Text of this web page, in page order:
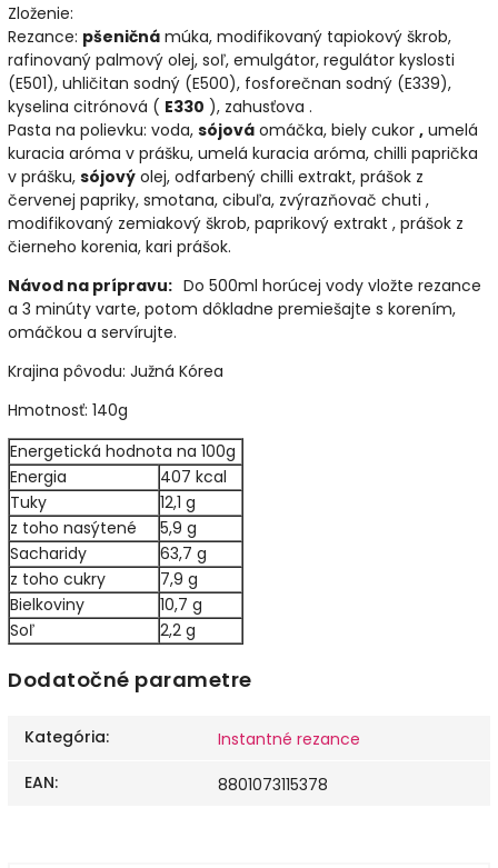
Zloženie:
Rezance: pšeničná múka, modifikovaný tapiokový škrob,
rafinovaný palmový olej, soľ, emulgátor, regulátor kyslosti
(E501), uhličitan sodný (E500), fosforečnan sodný (E339),
kyselina citrónová ( E330 ), zahusťova .
Pasta na polievku: voda, sójová omáčka, biely cukor , umelá
kuracia aróma v prášku, umelá kuracia aróma, chilli paprička
v prášku, sójový olej, odfarbený chilli extrakt, prášok z
červenej papriky, smotana, cibuľa, zvýrazňovač chuti ,
modifikovaný zemiakový škrob, paprikový extrakt , prášok z
čierneho korenia, kari prášok.
Návod na prípravu: Do 500ml horúcej vody vložte rezance
a 3 minúty varte, potom dôkladne premiešajte s korením,
omáčkou a servírujte.
Krajina pôvodu: Južná Kórea
Hmotnosť: 140g
Energetická hodnota na 100g
Energia
407 kcal
Tuky
12,1 g
z toho nasýtené
5,9 g
Sacharidy
63,7 g
z toho cukry
7,9 g
Bielkoviny
10,7 g
Soľ
2,2 g
Dodatočné parametre
Kategória:
Instantné rezance
EAN: 8801073115378